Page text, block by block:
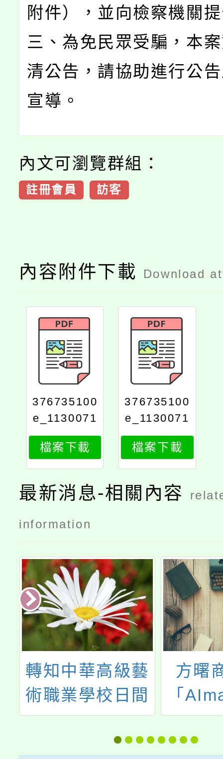
附件），並向檢察機關
三、為免民眾受騙，本
清公告，請協助進行公
宣導。
內文可瀏覽群組：
註冊會員 訪客
內容附件下載 Download
376735100
e_1130071
280_attach
1
檔案下載
376735100
e_1130071
280_print
檔案下載
最新消息-相關內容
information
轉知中華高級藝
術職業學校日間
部正規班113學
年度辦理特色招
方曙
「
無人